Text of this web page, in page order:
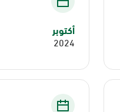
أكتوبر
2024